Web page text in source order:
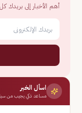
أهم الأخبار إلى بريدك
اسأل الخبر
مساعد ذكي يجيب من